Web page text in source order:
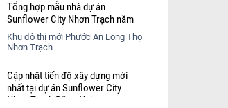
Tổng hợp mẫu nhà dự án
Sunflower City Nhơn Trạch năm
2026
Khu đô thị mới Phước An Long Thọ
Nhơn Trạch
Cập nhật tiến độ xây dựng mới
nhất tại dự án Sunflower City
Nhơn Trạch Đồng Nai.